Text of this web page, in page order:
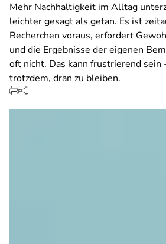
Mehr Nachhaltigkeit im Alltag
leichter gesagt als getan. Es ist
Recherchen voraus, erfordert
und die Ergebnisse der eigenen
oft nicht. Das kann frustrierend sein
trotzdem, dran zu bleiben.